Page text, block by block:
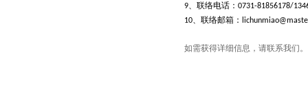
9、联络电话： 0731-81856178/
10、联络邮箱：
如需获得详细信息，请联系我们。